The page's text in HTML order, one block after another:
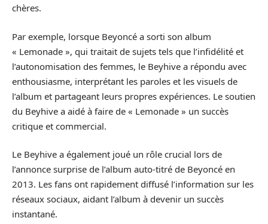
chères.
Par exemple, lorsque Beyoncé a sorti son album
« Lemonade », qui traitait de sujets tels que l’infidélité et
l’autonomisation des femmes, le Beyhive a répondu avec
enthousiasme, interprétant les paroles et les visuels de
l’album et partageant leurs propres expériences. Le soutien
du Beyhive a aidé à faire de « Lemonade » un succès
critique et commercial.
Le Beyhive a également joué un rôle crucial lors de
l’annonce surprise de l’album auto-titré de Beyoncé en
2013. Les fans ont rapidement diffusé l’information sur les
réseaux sociaux, aidant l’album à devenir un succès
instantané.